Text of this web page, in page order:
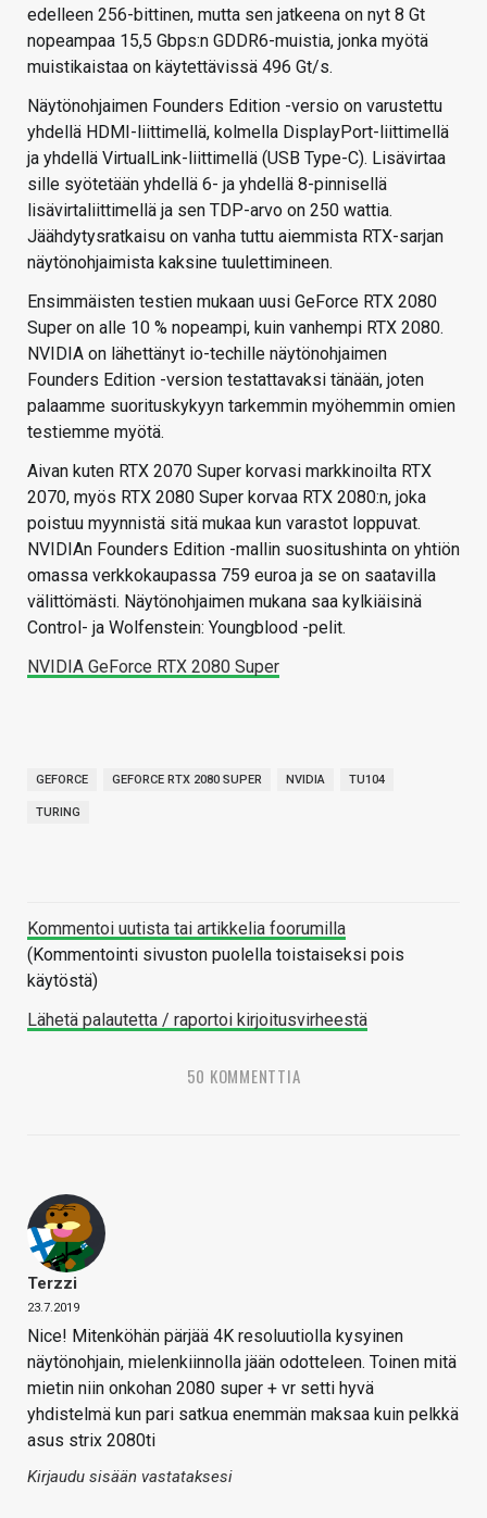
edelleen 256-bittinen, mutta sen jatkeena on nyt 8 Gt
nopeampaa 15,5 Gbps:n GDDR6-muistia, jonka myötä
muistikaistaa on käytettävissä 496 Gt/s.
Näytönohjaimen Founders Edition -versio on varustettu
yhdellä HDMI-liittimellä, kolmella DisplayPort-liittimellä
ja yhdellä VirtualLink-liittimellä (USB Type-C). Lisävirtaa
sille syötetään yhdellä 6- ja yhdellä 8-pinnisellä
lisävirtaliittimellä ja sen TDP-arvo on 250 wattia.
Jäähdytysratkaisu on vanha tuttu aiemmista RTX-sarjan
näytönohjaimista kaksine tuulettimineen.
Ensimmäisten testien mukaan uusi GeForce RTX 2080
Super on alle 10 % nopeampi, kuin vanhempi RTX 2080.
NVIDIA on lähettänyt io-techille näytönohjaimen
Founders Edition -version testattavaksi tänään, joten
palaamme suorituskykyyn tarkemmin myöhemmin omien
testiemme myötä.
Aivan kuten RTX 2070 Super korvasi markkinoilta RTX
2070, myös RTX 2080 Super korvaa RTX 2080:n, joka
poistuu myynnistä sitä mukaa kun varastot loppuvat.
NVIDIAn Founders Edition -mallin suositushinta on yhtiön
omassa verkkokaupassa 759 euroa ja se on saatavilla
välittömästi. Näytönohjaimen mukana saa kylkiäisinä
Control- ja Wolfenstein: Youngblood -pelit.
NVIDIA GeForce RTX 2080 Super
GEFORCE GEFORCE RTX 2080 SUPER NVIDIA TU104
TURING
Kommentoi uutista tai artikkelia foorumilla
(Kommentointi sivuston puolella toistaiseksi pois
käytöstä)
Lähetä palautetta / raportoi kirjoitusvirheestä
50 KOMMENTTIA
Terzzi
23.7.2019
Nice! Mitenköhän pärjää 4K resoluutiolla kysyinen
näytönohjain, mielenkiinnolla jään odotteleen. Toinen mitä
mietin niin onkohan 2080 super + vr setti hyvä
yhdistelmä kun pari satkua enemmän maksaa kuin pelkkä
asus strix 2080ti
Kirjaudu sisään vastataksesi